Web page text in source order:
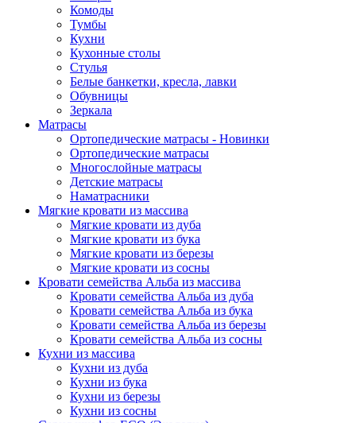
Комоды
Тумбы
Кухни
Кухонные столы
Стулья
Белые банкетки, кресла, лавки
Обувницы
Зеркала
Матрасы
Ортопедические матрасы - Новинки
Ортопедические матрасы
Многослойные матрасы
Детские матрасы
Наматрасники
Мягкие кровати из массива
Мягкие кровати из дуба
Мягкие кровати из бука
Мягкие кровати из березы
Мягкие кровати из сосны
Кровати семейства Альба из массива
Кровати семейства Альба из дуба
Кровати семейства Альба из бука
Кровати семейства Альба из березы
Кровати семейства Альба из сосны
Кухни из массива
Кухни из дуба
Кухни из бука
Кухни из березы
Кухни из сосны